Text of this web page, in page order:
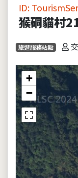
ID:
猴硐貓村
旅遊服務站點
+
−